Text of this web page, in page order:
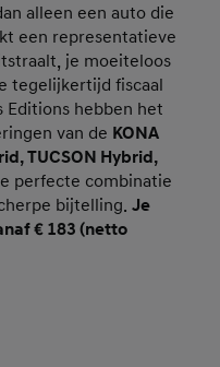
alleen een auto die
een representatieve
je moeiteloos
tegelijkertijd fiscaal
Editions hebben het
van de KONA
TUCSON Hybrid,
perfecte combinatie
bijtelling.Je
€ 183 (netto